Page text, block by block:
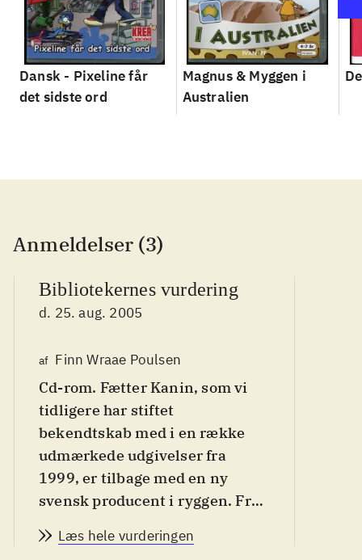
Dansk - Pixeline får
det sidste ord
Magnus & Myggen i
Australien
Anmeldelser (3)
Bibliotekernes vurdering
d. 25. aug. 2005
af Finn Wraae Poulsen
Cd-rom. Fætter Kanin, som vi
tidligere har stiftet
bekendtskab med i en række
udmærkede udgivelser fra
1999, er tilbage med en ny
svensk producent i ryggen. Fra
set det mindre vellykkede
Læs hele vurderingen